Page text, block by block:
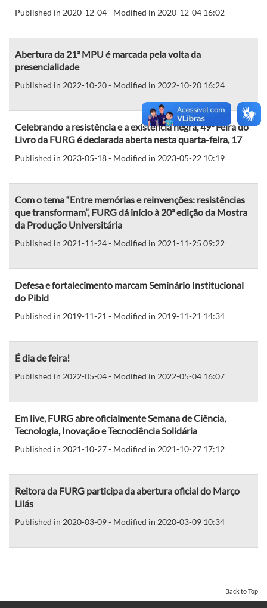
Published in 2020-12-04 - Modified in 2020-12-04 16:02
Abertura da 21ª MPU é marcada pela volta da
presencialidade
Published in 2022-10-20 - Modified in 2022-10-20 16:24
Celebrando a resistência e a existência negra, 49ª Feira do
Livro da FURG é declarada aberta nesta quarta-feira, 17
Published in 2023-05-18 - Modified in 2023-05-22 10:19
Com o tema “Entre memórias e reinvenções: resistências
que transformam”, FURG dá início à 20ª edição da Mostra
da Produção Universitária
Published in 2021-11-24 - Modified in 2021-11-25 09:22
Defesa e fortalecimento marcam Seminário Institucional
do Pibid
Published in 2019-11-21 - Modified in 2019-11-21 14:34
É dia de feira!
Published in 2022-05-04 - Modified in 2022-05-04 16:07
Em live, FURG abre oficialmente Semana de Ciência,
Tecnologia, Inovação e Tecnociência Solidária
Published in 2021-10-27 - Modified in 2021-10-27 17:12
Reitora da FURG participa da abertura oficial do Março
Lilás
Published in 2020-03-09 - Modified in 2020-03-09 10:34
Back to Top